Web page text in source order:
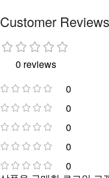
Customer Reviews
0 reviews
0
0
0
0
0